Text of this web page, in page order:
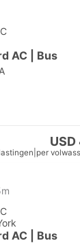
AC | Bus
USD
per
AC | Bus